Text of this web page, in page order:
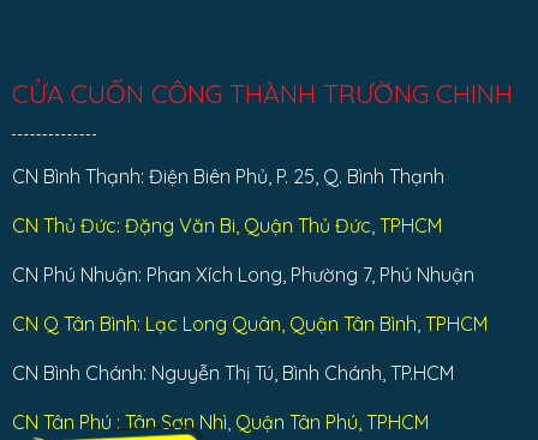
CỬA CUỐN CÔNG THÀNH TRƯỜNG CHINH
CN Bình Thạnh: Điện Biên Phủ, P. 25, Q. Bình Thạnh
CN Thủ Đức: Đặng Văn Bi, Quận Thủ Đức, TPHCM
CN Phú Nhuận: Phan Xích Long, Phường 7, Phú Nhuận
CN Q Tân Bình: Lạc Long Quân, Quận Tân Bình, TPHCM
CN Bình Chánh: Nguyễn Thị Tú, Bình Chánh, TP.HCM
CN Tân Phú : Tân Sơn Nhì, Quận Tân Phú, TPHCM